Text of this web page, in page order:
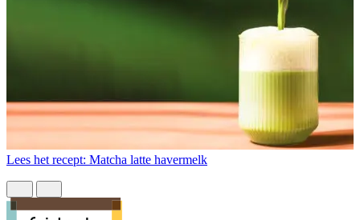
Lees het recept: Matcha latte havermelk